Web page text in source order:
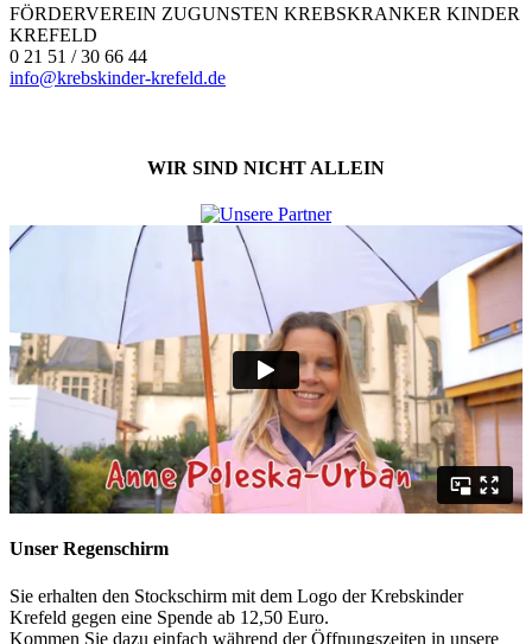
FÖRDERVEREIN ZUGUNSTEN KREBSKRANKER KINDER
KREFELD
0 21 51 / 30 66 44
info@krebskinder-krefeld.de
WIR SIND NICHT ALLEIN
Unser Regenschirm
Sie erhalten den Stockschirm mit dem Logo der Krebskinder
Krefeld gegen eine Spende ab 12,50 Euro.
Kommen Sie dazu einfach während der Öffnungszeiten in unsere